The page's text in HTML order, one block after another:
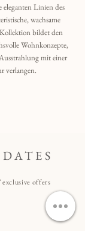
eleganten Linien des
wachsame
bildet den
Wohnkonzepte,
mit einer
verlangen.
exclusive offers